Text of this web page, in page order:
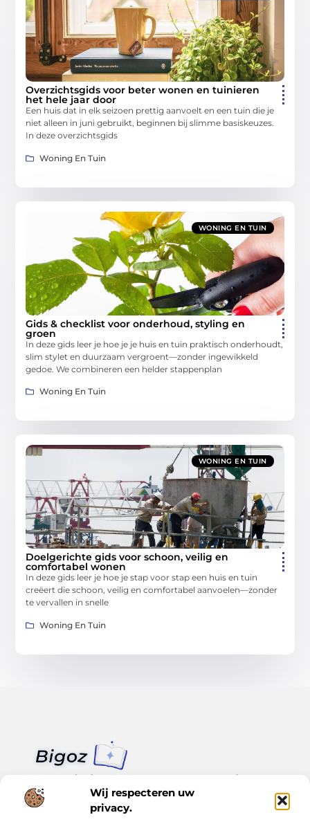
Wij respecteren uw
privacy.
Overzichtsgids voor beter wonen en tuinieren
het hele jaar door
Een huis dat in elk seizoen prettig aanvoelt en een tuin die je
niet alleen in juni gebruikt, beginnen bij slimme basiskeuzes.
In deze overzichtsgids
Woning En Tuin
WONING EN TUIN
Gids & checklist voor onderhoud, styling en
groen
In deze gids leer je hoe je je huis en tuin praktisch onderhoudt,
slim stylet en duurzaam vergroent—zonder ingewikkeld
gedoe. We combineren een helder stappenplan
Woning En Tuin
WONING EN TUIN
Doelgerichte gids voor schoon, veilig en
comfortabel wonen
In deze gids leer je hoe je stap voor stap een huis en tuin
creëert die schoon, veilig en comfortabel aanvoelen—zonder
te vervallen in snelle
Woning En Tuin
Van klein nieuws tot grote trends – alles op Bigoz.nl.
Lees inspirerende blogs en artikelen over het dagelijks leven,
actualiteit en meer.